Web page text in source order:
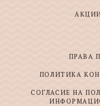
ПРАВА
ПОЛИТИКА
СОГЛАСИЕ НА